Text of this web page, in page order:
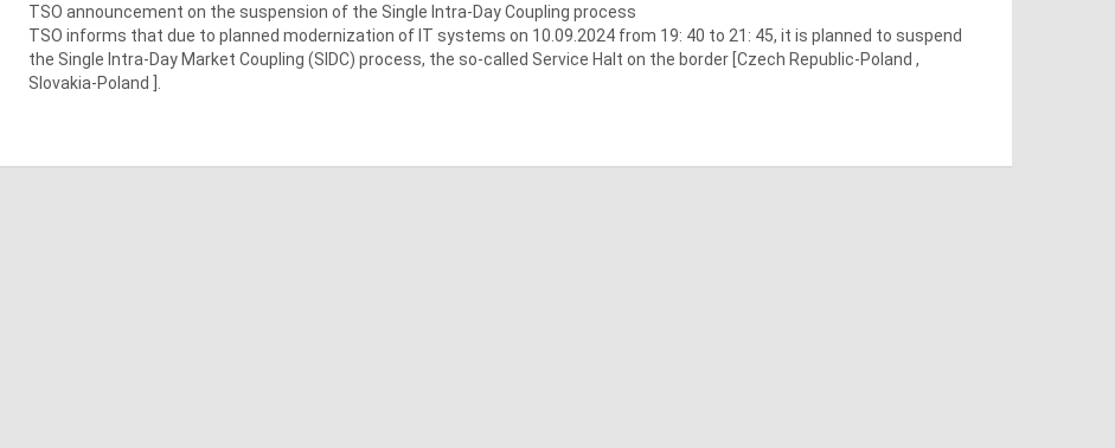
TSO announcement on the suspension of the Single Intra-Day Coupling process
TSO informs that due to planned modernization of IT systems on 10.09.2024 from 19: 40 to 21: 45, it is planned to suspend
the Single Intra-Day Market Coupling (SIDC) process, the so-called Service Halt on the border [Czech Republic-Poland ,
Slovakia-Poland ].